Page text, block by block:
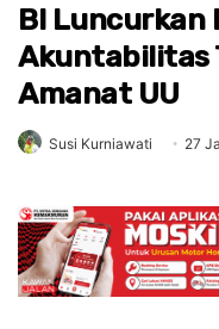
BI Luncurkan
Akuntabilitas
Amanat UU
Susi Kurniawati 27